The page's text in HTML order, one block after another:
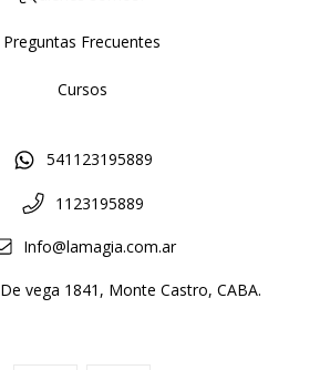
Preguntas Frecuentes
Cursos
541123195889
1123195889
Info@lamagia.com.ar
vega 1841, Monte Castro, CABA.